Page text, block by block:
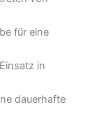
für eine
in
dauerhafte